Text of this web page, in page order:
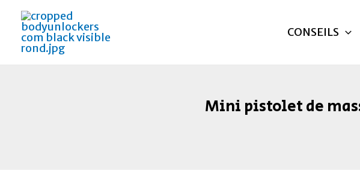
Aller
contenu
CONSEILS
Mini pistolet de
des
articles